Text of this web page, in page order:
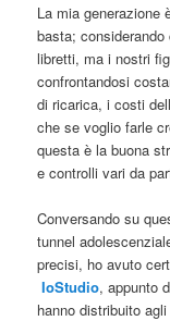
La mia generazione
basta;
libretti, ma i nostri
confrontandosi
di ricarica, i costi
che se voglio farle
questa è la buona
e controlli vari da
Conversando su
tunnel
precisi, ho avuto
IoStudio, appunto
hanno distribuito